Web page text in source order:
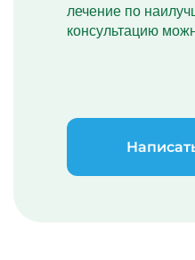
лечение по
консультацию